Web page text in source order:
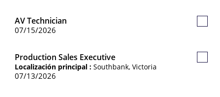
AV Technician
07/15/2026
Production Sales Executive
Localización principal : Southbank, Victoria
07/13/2026